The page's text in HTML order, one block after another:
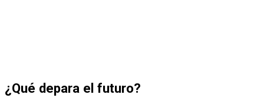
¿Qué depara el futuro?